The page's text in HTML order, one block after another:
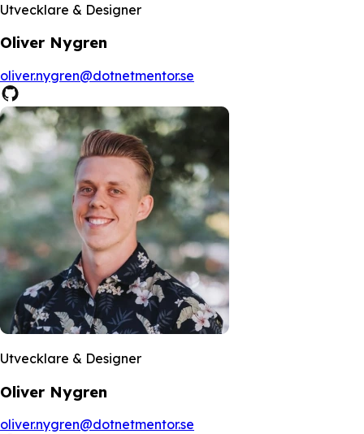
Utvecklare & Designer
Oliver Nygren
oliver.nygren@dotnetmentor.se
Utvecklare & Designer
Oliver Nygren
oliver.nygren@dotnetmentor.se